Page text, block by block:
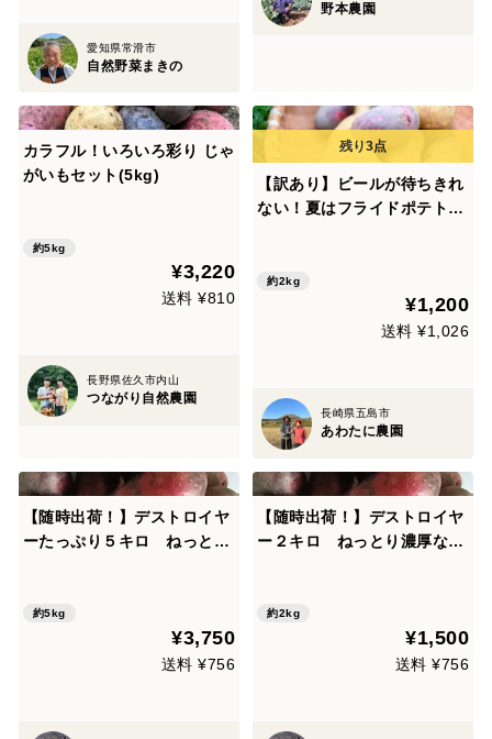
愛知県常滑市
自然野菜まきの
野本農園
カラフル！いろいろ彩り じゃ
がいもセット(5kg)
約5kg
¥3,220
送料 ¥810
長野県佐久市内山
つながり自然農園
【訳あり】ビールが待ちきれ
ない！夏はフライドポテトで
カ２kg
約2kg
¥1,200
送料 ¥1,026
長崎県五島市
あわたに農園
【随時出荷！】デストロイヤ
ーたっぷり５キロ ねっとり
約5kg
¥3,750
送料 ¥756
【随時出荷！】デストロイヤ
ー２キロ ねっとり濃厚なじ
約2kg
¥1,500
送料 ¥756